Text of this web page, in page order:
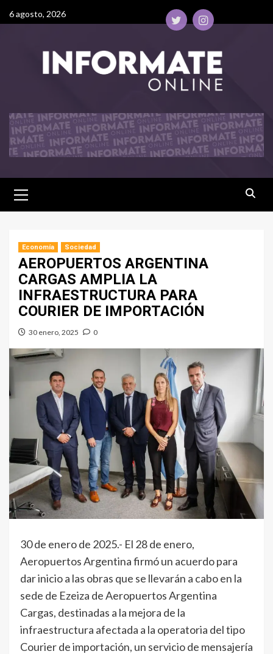
6 agosto, 2026
Economía Sociedad
AEROPUERTOS ARGENTINA
CARGAS AMPLIA LA
INFRAESTRUCTURA PARA
COURIER DE IMPORTACIÓN
30 enero, 2025 0
30 de enero de 2025.- El 28 de enero,
Aeropuertos Argentina firmó un acuerdo para
dar inicio a las obras que se llevarán a cabo en la
sede de Ezeiza de Aeropuertos Argentina
Cargas, destinadas a la mejora de la
infraestructura afectada a la operatoria del tipo
Courier de importación, un servicio de mensajería